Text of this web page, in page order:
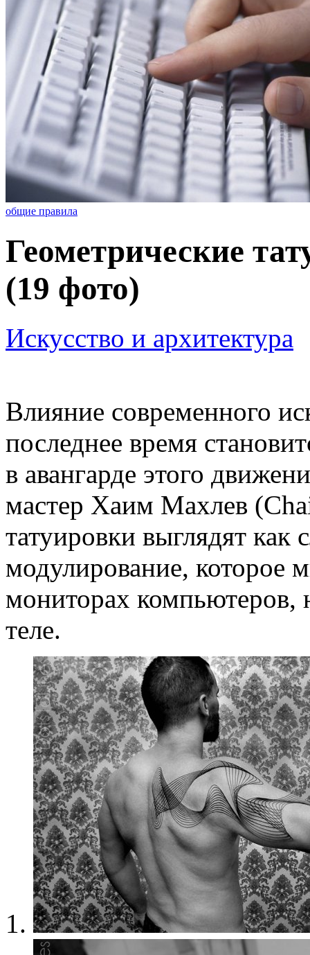
общие правила
Геометрические
(19 фото)
Искусство и архитектура
Влияние современного
последнее время
в авангарде этого
мастер Хаим Махлев
татуировки выглядят как
модулирование, которое
мониторах компьютеров,
теле.